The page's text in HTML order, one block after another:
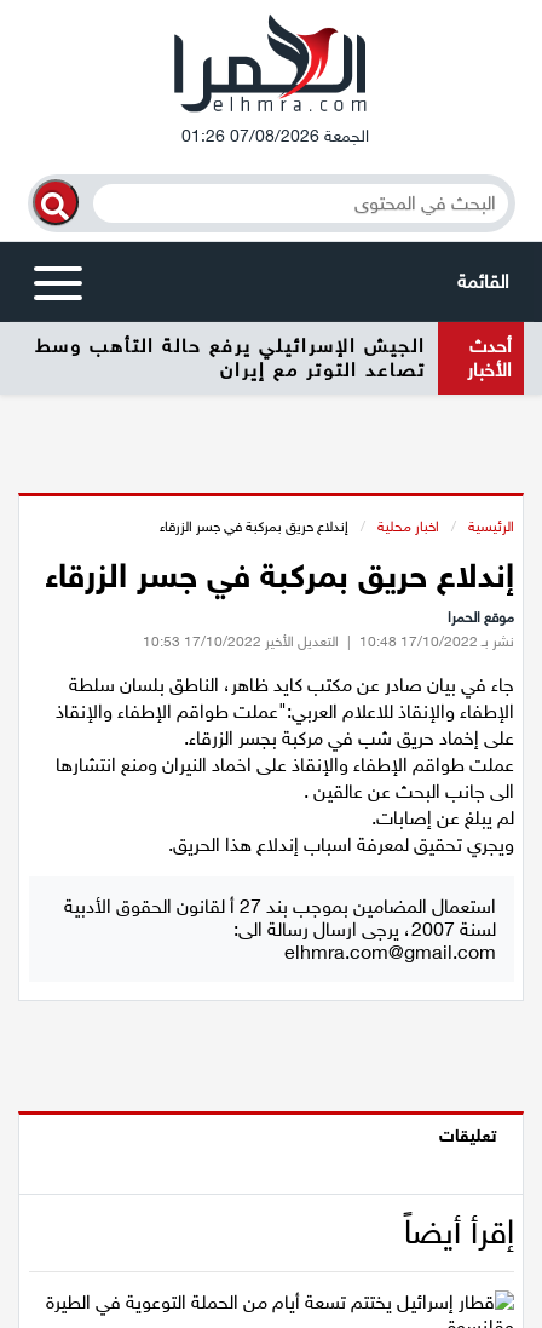
الجمعة 07/08/2026 01:26
القائمة
أخبار محلية
دير حنا
سخنين
عرابة
اخبار عالمية
رياضة محلية
اقتصاد
مقالات
مطبخ
صحة وطب
أحدث
الأخبار
الجيش الإسرائيلي يرفع حالة التأهب وسط
تصاعد التوتر مع إيران
الرئيسية / اخبار محلية / إندلاع حريق بمركبة في جسر الزرقاء
إندلاع حريق بمركبة في جسر الزرقاء
موقع الحمرا
نشر بـ 17/10/2022 10:48
| التعديل الأخير 17/10/2022 10:53
جاء في بيان صادر عن مكتب كايد ظاهر، الناطق بلسان سلطة
الإطفاء والإنقاذ للاعلام العربي:"عملت طواقم الإطفاء والإنقاذ
على إخماد حريق شب في مركبة بجسر الزرقاء.
عملت طواقم الإطفاء والإنقاذ على اخماد النيران ومنع انتشارها
الى جانب البحث عن عالقين .
لم يبلغ عن إصابات.
ويجري تحقيق لمعرفة اسباب إندلاع هذا الحريق.
استعمال المضامين بموجب بند 27 أ لقانون الحقوق الأدبية
لسنة 2007، يرجى ارسال رسالة الى:
elhmra.com@gmail.com
تعليقات
إقرأ أيضاً